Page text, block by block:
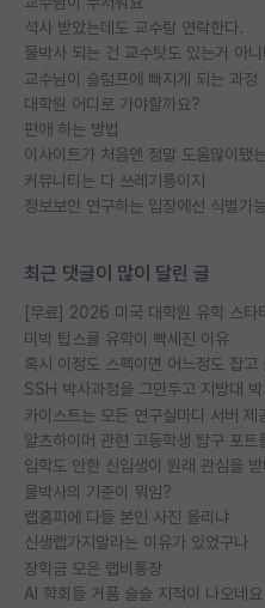
석사 받았는데도 교수랑 연락한다.
물박사 되는 건 교수탓도 있는거 아
교수님이 슬럼프에 빠지게 되는 과정
대학원 어디로 가야할까요?
편애 하는 방법
이사이트가 처음엔 정말 도움많이됐는
커뮤니티는 다 쓰레기통이지
최근 댓글이 많이 달린 글
미박 탑스쿨 유학이 빡세진 이유
혹시 이정도 스펙이면 어느정도 잡고
카이스트는 모든 연구실마다 서버 제
알츠하이머 관련 고등학생 탐구 포트
입학도 안한 신입생이 원래 관심을
물박사의 기준이 뭐임?
랩홈피에 다들 본인 사진 올리냐
신생랩가지말라는 이유가 있었구나
장학금 모은 랩비통장
AI 학회들 거품 슬슬 지적이 나오네요